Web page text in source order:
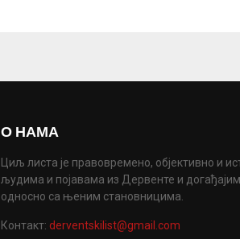
О НАМА
Циљ листа је правовремено, објективно и
људима и појавама из Дервенте и
односно са њеним становницима.
Контакт: derventskilist@gmail.com